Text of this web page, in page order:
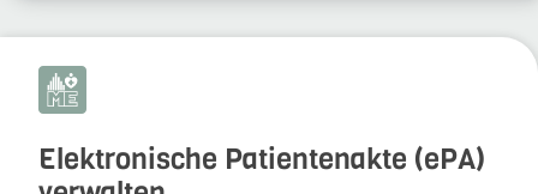
Elektronische Patientenakte (ePA)